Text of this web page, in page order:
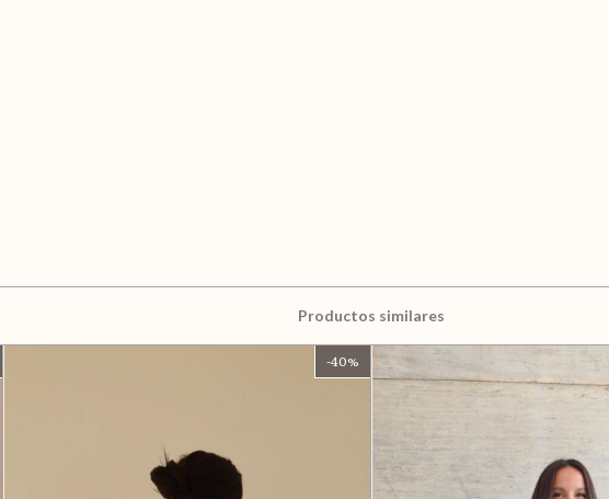
Productos similares
-40%